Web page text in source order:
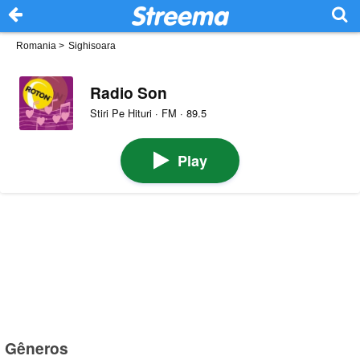
Romania > Sighisoara
Radio Son
Stiri Pe Hituri · FM · 89.5
Play
Gêneros